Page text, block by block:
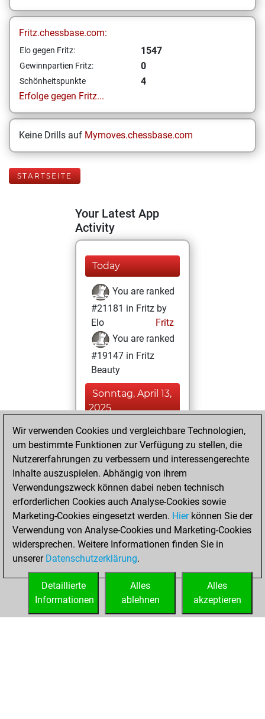
Fritz.chessbase.com:
Elo gegen Fritz: 1547
Gewinnpartien Fritz: 0
Schönheitspunkte
4
Erfolge gegen Fritz...
Keine Drills auf Mymoves.chessbase.com
STARTSEITE
Your Latest App
Activity
Today
You are ranked
#21181 in Fritz by
Elo
Fritz
You are ranked
#19147 in Fritz
Beauty
Sonntag, April 13,
2025
You achieved a
BeautyScore of 4
Fritz
achieved a new Elo
of 1547
Montag, März 10,
2025
You created
your Fritz account
Wir verwenden Cookies und vergleichbare Technologien,
um bestimmte Funktionen zur Verfügung zu stellen, die
Nutzererfahrungen zu verbessern und interessengerechte
Inhalte auszuspielen. Abhängig von ihrem
Verwendungszweck können dabei neben technisch
erforderlichen Cookies auch Analyse-Cookies sowie
Marketing-Cookies eingesetzt werden. Hierkönnen Sie der
Verwendung von Analyse-Cookies und Marketing-Cookies
widersprechen. Weitere Informationen finden Sie in
unserer Datenschutzerklärung.
Alles
akzeptieren
Alles
ablehnen
Detaillierte
Informationen